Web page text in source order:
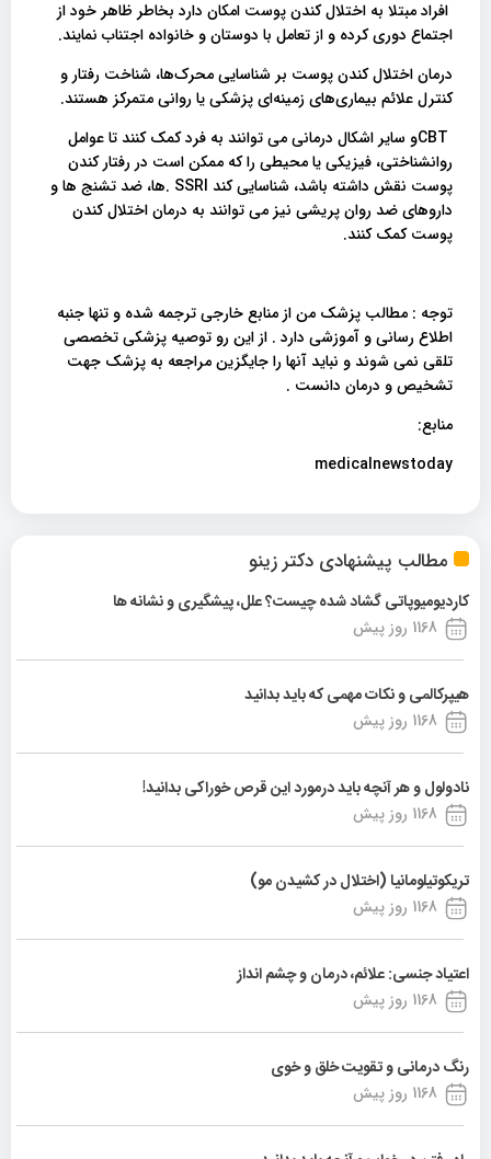
مطالب پیشنهادی دکتر زینو
کاردیومیوپاتی گشاد شده چیست؟ علل، پیشگیری و نشانه ها
1168 روز پیش
هیپرکالمی و نکات مهمی که باید بدانید
1168 روز پیش
نادولول و هر آنچه باید درمورد این قرص خوراکی بدانید!
1168 روز پیش
تریکوتیلومانیا (اختلال در کشیدن مو)
1168 روز پیش
اعتیاد جنسی: علائم، درمان و چشم انداز
1168 روز پیش
رنگ درمانی و تقویت خلق و خوی
1168 روز پیش
افراد مبتلا به اختلال کندن پوست امکان دارد بخاطر ظاهر خود از
اجتماع دوری کرده و از تعامل با دوستان و خانواده اجتناب نمایند.
درمان‌ اختلال کندن پوست بر شناسایی محرک‌ها، شناخت رفتار و
کنترل علائم بیماری‌های زمینه‌ای پزشکی یا روانی متمرکز هستند.
CBTو سایر اشکال درمانی می توانند به فرد کمک کنند تا عوامل
روانشناختی، فیزیکی یا محیطی را که ممکن است در رفتار کندن
پوست نقش داشته باشد، شناسایی کند SSRI .ها، ضد تشنج ها و
داروهای ضد روان پریشی نیز می توانند به درمان اختلال کندن
پوست کمک کنند.
توجه : مطالب پزشک من از منابع خارجی ترجمه شده و تنها جنبه
اطلاع رسانی و آموزشی دارد . از این رو توصیه پزشکی تخصصی
تلقی نمی شوند و نباید آنها را جایگزین مراجعه به پزشک جهت
تشخیص و درمان دانست .
منابع:
medicalnewstoday